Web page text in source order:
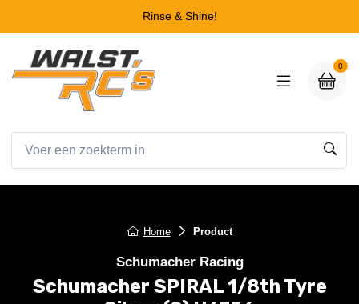
Rinse & Shine!
0
Home Product
Schumacher Racing
Schumacher SPIRAL 1/8th Tyre